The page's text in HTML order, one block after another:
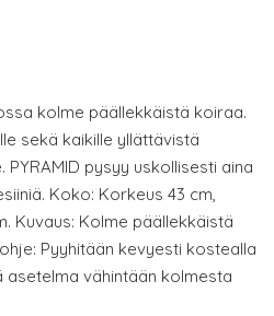
kolme päällekkäistä koiraa.
sekä kaikille yllättävistä
pysyy uskollisesti aina
Koko: Korkeus 43 cm,
Kuvaus: Kolme päällekkäistä
Pyyhitään kevyesti kostealla
asetelma vähintään kolmesta